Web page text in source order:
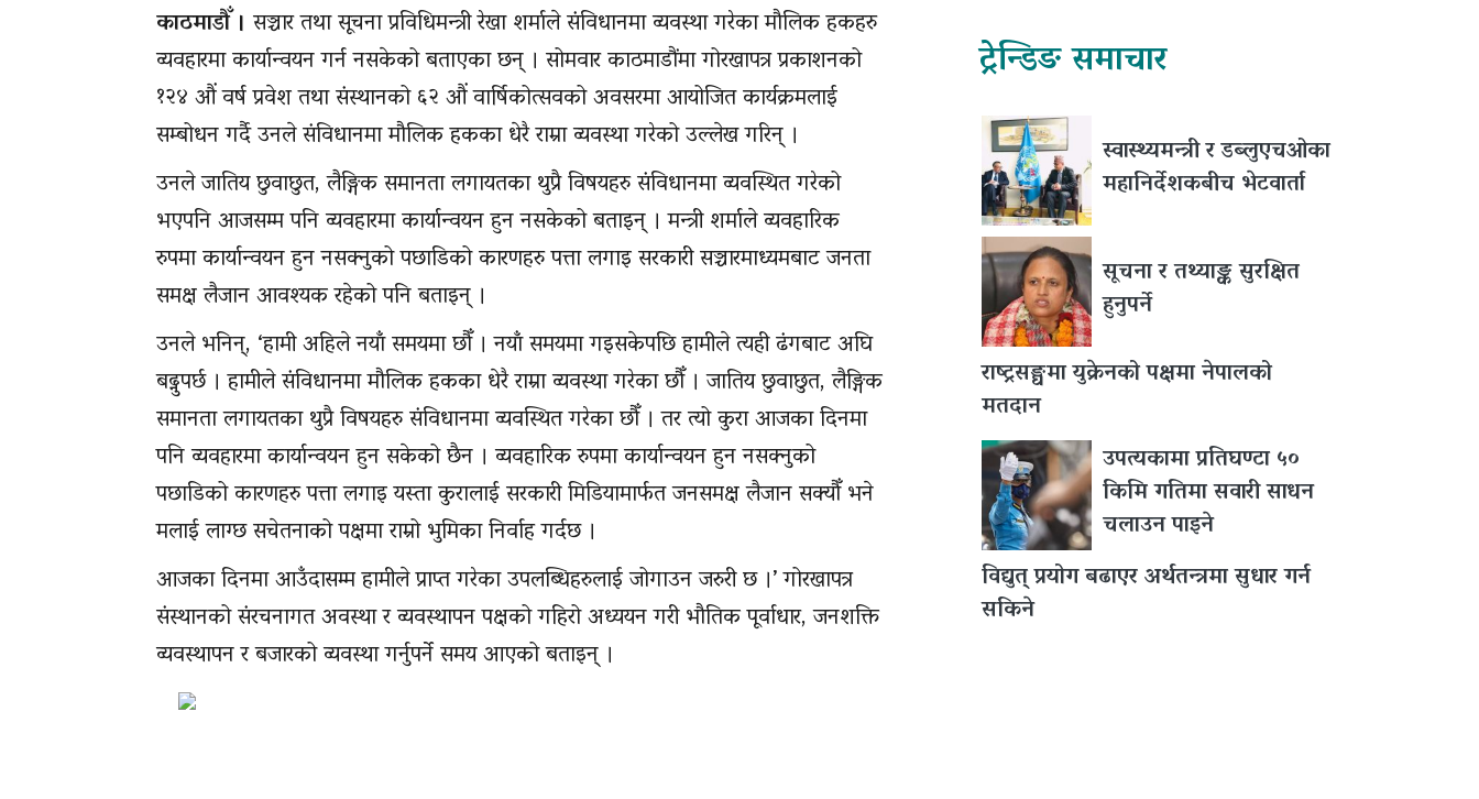
काठमाडौँ । सञ्चार तथा सूचना प्रविधिमन्त्री रेखा शर्माले संविधानमा व्यवस्था गरेका मौलिक हकहरु
व्यवहारमा कार्यान्वयन गर्न नसकेको बताएका छन् । सोमवार काठमाडौंमा गोरखापत्र प्रकाशनको
१२४ औं वर्ष प्रवेश तथा संस्थानको ६२ औं वार्षिकोत्सवको अवसरमा आयोजित कार्यक्रमलाई
सम्बोधन गर्दै उनले संविधानमा मौलिक हकका धेरै राम्रा व्यवस्था गरेको उल्लेख गरिन् ।
उनले जातिय छुवाछुत, लैङ्गिक समानता लगायतका थुप्रै विषयहरु संविधानमा व्यवस्थित गरेको
भएपनि आजसम्म पनि व्यवहारमा कार्यान्वयन हुन नसकेको बताइन् । मन्त्री शर्माले व्यवहारिक
रुपमा कार्यान्वयन हुन नसक्नुको पछाडिको कारणहरु पत्ता लगाइ सरकारी सञ्चारमाध्यमबाट जनता
समक्ष लैजान आवश्यक रहेको पनि बताइन् ।
उनले भनिन्, ‘हामी अहिले नयाँ समयमा छौँ । नयाँ समयमा गइसकेपछि हामीले त्यही ढंगबाट अघि
बढ्नुपर्छ । हामीले संविधानमा मौलिक हकका धेरै राम्रा व्यवस्था गरेका छौँ । जातिय छुवाछुत, लैङ्गिक
समानता लगायतका थुप्रै विषयहरु संविधानमा व्यवस्थित गरेका छौँ । तर त्यो कुरा आजका दिनमा
पनि व्यवहारमा कार्यान्वयन हुन सकेको छैन । व्यवहारिक रुपमा कार्यान्वयन हुन नसक्नुको
पछाडिको कारणहरु पत्ता लगाइ यस्ता कुरालाई सरकारी मिडियामार्फत जनसमक्ष लैजान सक्यौँ भने
मलाई लाग्छ सचेतनाको पक्षमा राम्रो भुमिका निर्वाह गर्दछ ।
आजका दिनमा आउँदासम्म हामीले प्राप्त गरेका उपलब्धिहरुलाई जोगाउन जरुरी छ ।’ गोरखापत्र
संस्थानको संरचनागत अवस्था र व्यवस्थापन पक्षको गहिरो अध्ययन गरी भौतिक पूर्वाधार, जनशक्ति
व्यवस्थापन र बजारको व्यवस्था गर्नुपर्ने समय आएको बताइन् ।
ट्रेन्डिङ समाचार
स्वास्थ्यमन्त्री र डब्लुएचओका
महानिर्देशकबीच भेटवार्ता
सूचना र तथ्याङ्क सुरक्षित
हुनुपर्ने
राष्ट्रसङ्घमा युक्रेनको पक्षमा नेपालको
मतदान
उपत्यकामा प्रतिघण्टा ५०
किमि गतिमा सवारी साधन
चलाउन पाइने
विद्युत् प्रयोग बढाएर अर्थतन्त्रमा सुधार गर्न
सकिने